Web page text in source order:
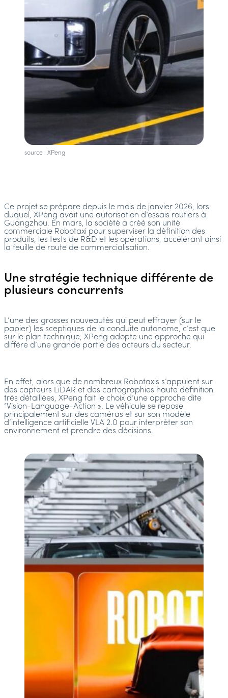
source : XPeng
Ce projet se prépare depuis le mois de janvier 2026, lors
duquel, XPeng avait une autorisation d’essais routiers à
Guangzhou. En mars, la société a créé son unité
commerciale Robotaxi pour superviser la définition des
produits, les tests de R&D et les opérations, accélérant ainsi
la feuille de route de commercialisation.
Une stratégie technique différente de
plusieurs concurrents
L’une des grosses nouveautés qui peut effrayer (sur le
papier) les sceptiques de la conduite autonome, c’est que
sur le plan technique, XPeng adopte une approche qui
diffère d’une grande partie des acteurs du secteur.
En effet, alors que de nombreux Robotaxis s’appuient sur
des capteurs LiDAR et des cartographies haute définition
très détaillées, XPeng fait le choix d’une approche dite
“Vision-Language-Action ». Le véhicule se repose
principalement sur des caméras et sur son modèle
d’intelligence artificielle VLA 2.0 pour interpréter son
environnement et prendre des décisions.